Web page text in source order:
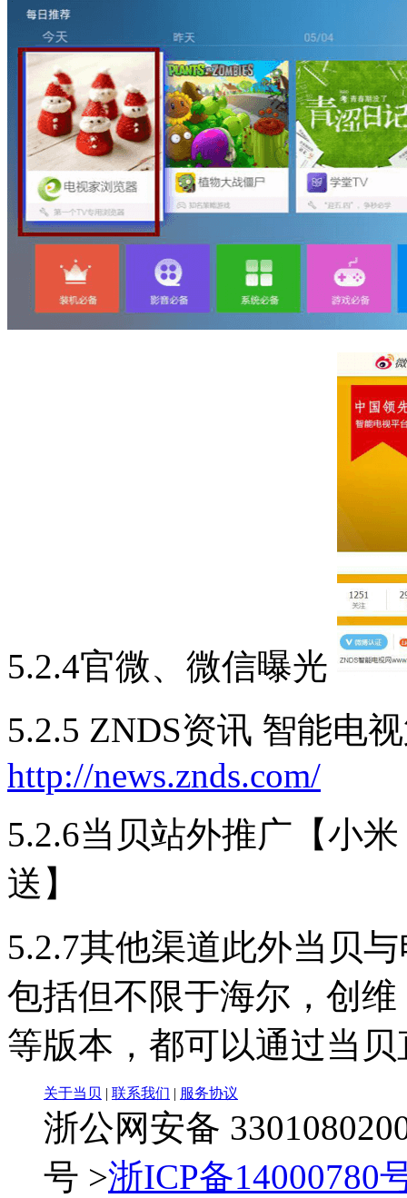
5.2.4官微、微信曝光
5.2.5 ZNDS资讯 智能电
http://news.znds.com/
5.2.6当贝站外推广【小
送】
5.2.7其他渠道此外当贝
包括但不限于海尔，创
等版本，都可以通过当
关于当贝 | 联系我们 | 服务协议
浙公网安备
号 >浙ICP备14000780